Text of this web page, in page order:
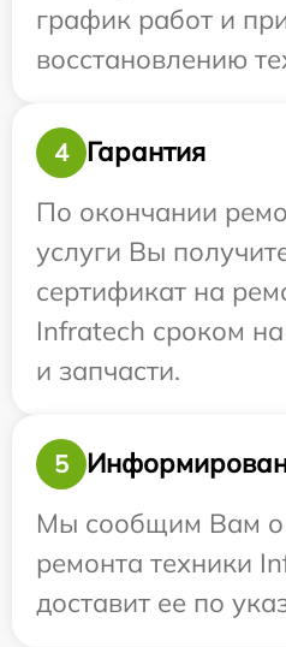
график работ и
восстановлению
4
Гарантия
По окончании
услуги Вы
сертификат на
Infratech сроком
и запчасти.
5
Мы сообщим Вам о
ремонта техники
доставит ее по